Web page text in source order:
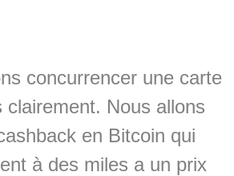
concurrencer une carte
clairement. Nous allons
en Bitcoin qui
à des miles a un prix